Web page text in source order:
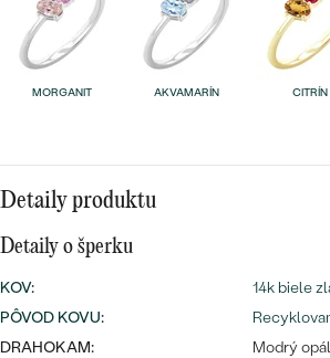
Wave
PODĽA TVARU
NA MIERU
náušnice
PREZRIEŤ
prívesky
OBJAVIŤ
prstene
MORGANIT AKVAMARÍN CITRÍN
Detaily produktu
Detaily o šperku
KOV:
14k biele
PÔVOD KOVU:
DRAHOKAM:
Modrý